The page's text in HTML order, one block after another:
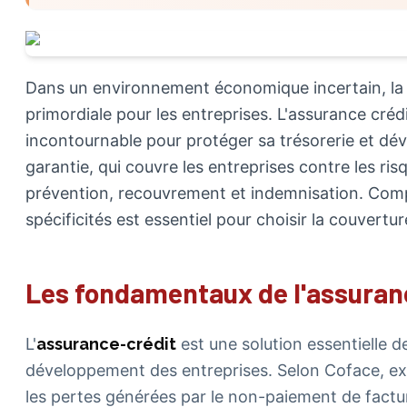
Dans un environnement économique incertain,
primordiale pour les entreprises. L'assurance
incontournable pour protéger sa trésorerie et
garantie, qui couvre les entreprises contre les
prévention, recouvrement et indemnisation.
spécificités est essentiel pour choisir la
Les fondamentaux de
L'assurance-crédit est une solution essentielle
développement des entreprises. Selon Coface,
les pertes générées par le non-paiement de